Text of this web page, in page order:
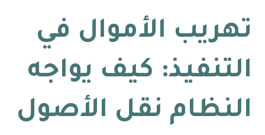
تهريب الأموال في
التنفيذ: كيف يواجه
النظام نقل الأصول